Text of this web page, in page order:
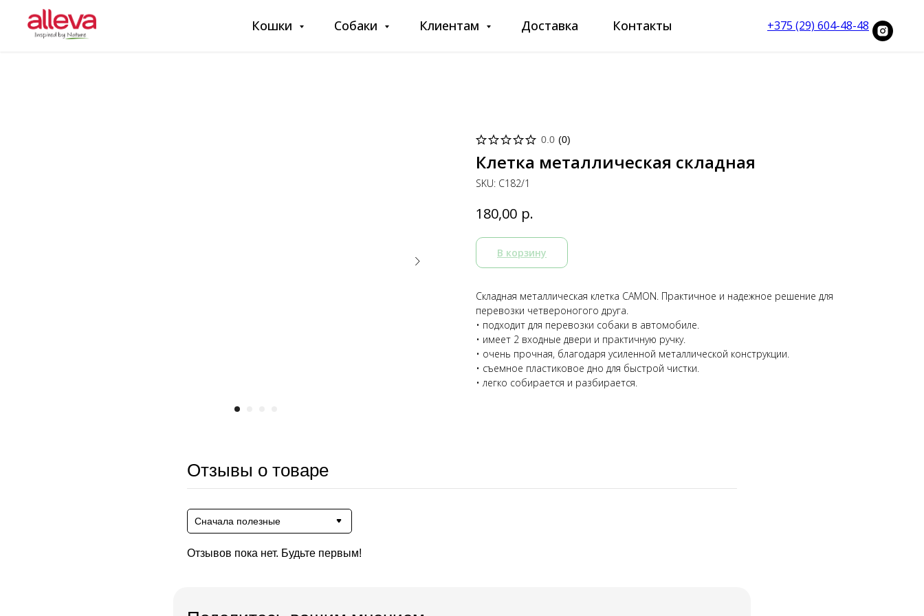
Кошки Собаки Клиентам Доставка Контакты +375 (29) 604-48-48
0.0 (0)
Клетка металлическая складная
SKU: C182/1
180,00 р.
В корзину
Складная металлическая клетка CAMON. Практичное и надежное решение для
перевозки четвероногого друга.
• подходит для перевозки собаки в автомобиле.
• имеет 2 входные двери и практичную ручку.
• очень прочная, благодаря усиленной металлической конструкции.
• съемное пластиковое дно для быстрой чистки.
• легко собирается и разбирается.
Отзывы о товаре
Сначала полезные
Отзывов пока нет. Будьте первым!